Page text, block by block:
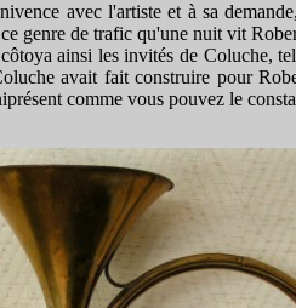
avec l'artiste et à sa
genre de trafic qu'une nuit vit
ainsi les invités de Coluche,
avait fait construire pour
comme vous pouvez le